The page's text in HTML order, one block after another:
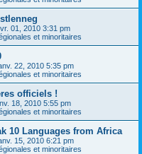
01, 2010 3:31 pm
et minoritaires
22, 2010 5:35 pm
et minoritaires
officiels !
18, 2010 5:55 pm
et minoritaires
10 Languages from Africa
15, 2010 6:21 pm
et minoritaires